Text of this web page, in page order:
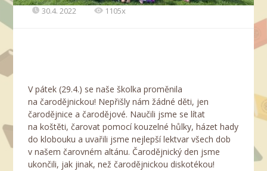
30.4. 2022 1105x
V pátek (29.4.) se naše školka proměnila
na čarodějnickou! Nepřišly nám žádné děti, jen
čarodějnice a čarodějové. Naučili jsme se lítat
na koštěti, čarovat pomocí kouzelné hůlky, házet hady
do klobouku a uvařili jsme nejlepší lektvar všech dob
v našem čarovném altánu. Čarodějnický den jsme
ukončili, jak jinak, než čarodějnickou diskotékou!